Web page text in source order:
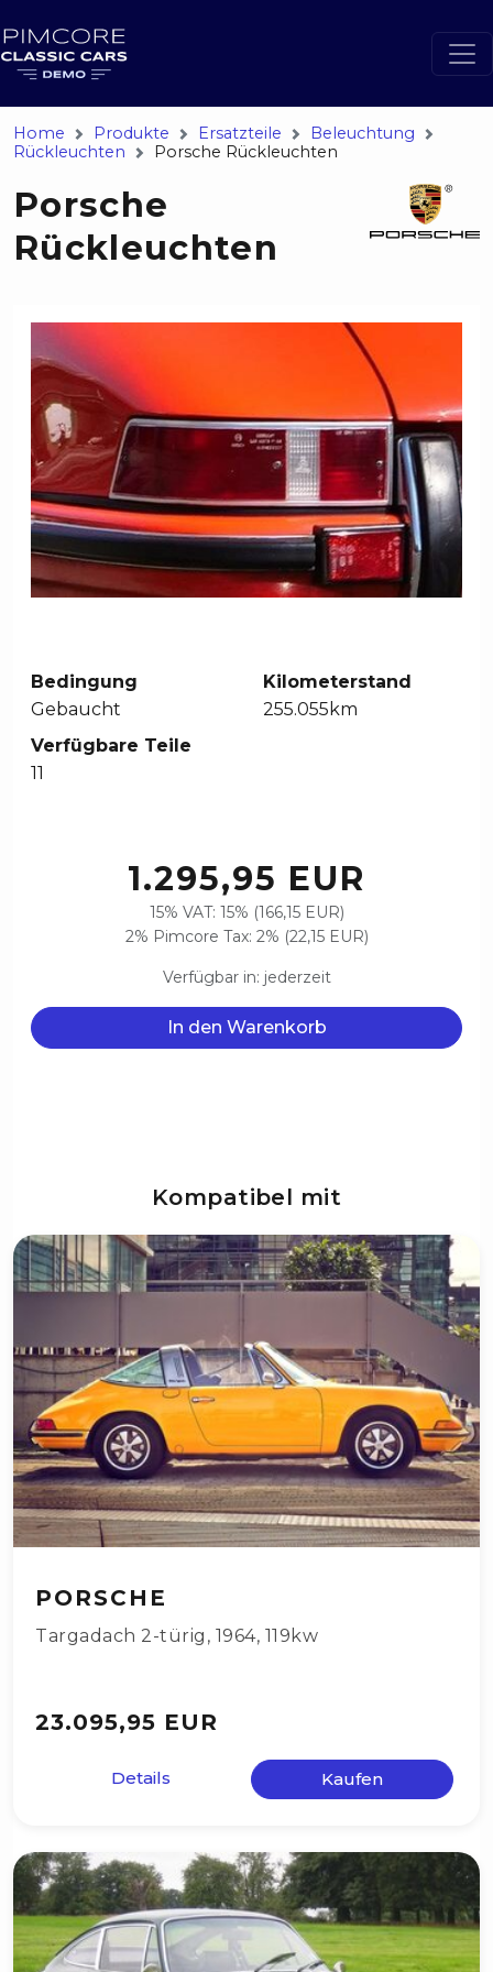
Home Produkte Ersatzteile
Beleuchtung
Rückleuchten
Porsche Rückleuchten
Porsche
Rückleuchten
Bedingung
Gebaucht
Kilometerstand
255.055km
Verfügbare Teile
11
1.295,95 EUR
15% VAT: 15% (166,15 EUR)
2% Pimcore Tax: 2% (22,15 EUR)
Verfügbar in: jederzeit
In den Warenkorb
Kompatibel mit
PORSCHE
Targadach 2-türig , 1964, 119kw
23.095,95 EUR
Details Kaufen